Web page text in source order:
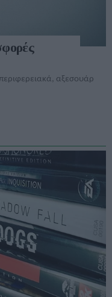
περιφερειακά, αξεσουάρ